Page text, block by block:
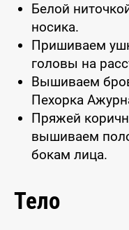
Белой
носика.
Пришиваем
головы на
Вышиваем
Пехорка
Пряжей
вышиваем
бокам лица.
Тело